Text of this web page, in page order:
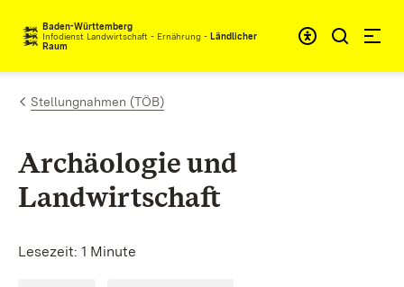
Zum Inhalt springen
Baden-Württemberg
Infodienst Landwirtschaft - Ernährung - Ländlicher
Raum
Stellungnahmen (TÖB)
Archäologie und
Landwirtschaft
Lesezeit: 1 Minute